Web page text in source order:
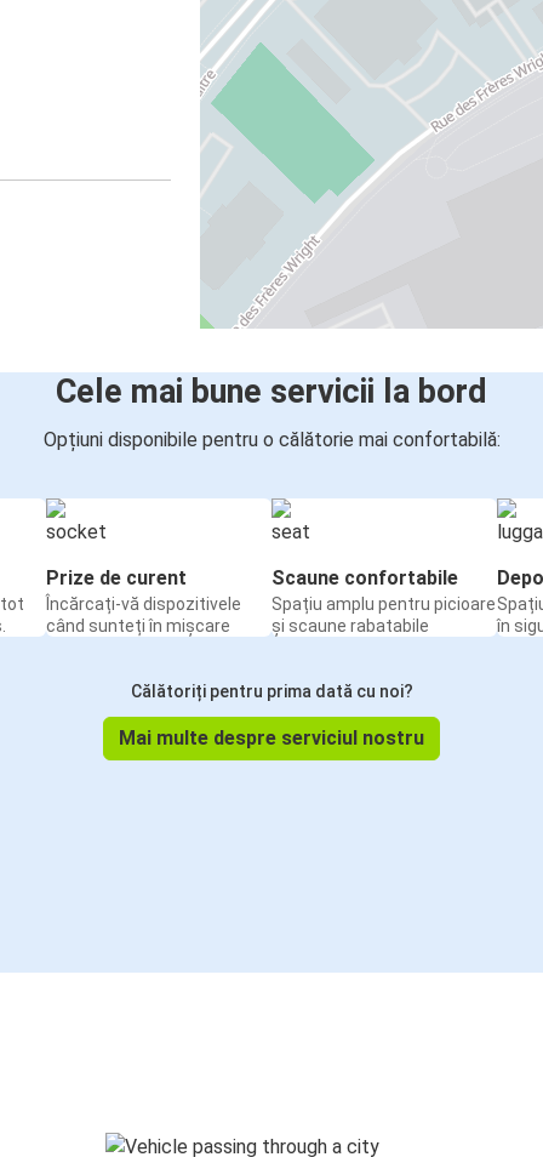
Cele mai bune servicii la bord
Opțiuni disponibile pentru o călătorie mai confortabilă:
Prize de curent
Încărcați-vă dispozitivele
când sunteți în mișcare
Scaune confortabile
Spațiu amplu pentru picioare
și scaune rabatabile
în
Călătoriți pentru prima dată cu noi?
Mai multe despre serviciul nostru